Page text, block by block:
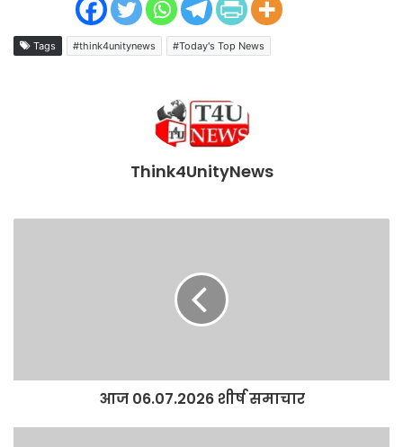
Tags #think4unitynews #Today's Top News
Think4UnityNews
आज 06.07.2026 शीर्ष समाचार